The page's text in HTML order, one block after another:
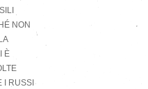
NON
È
I RUSSI